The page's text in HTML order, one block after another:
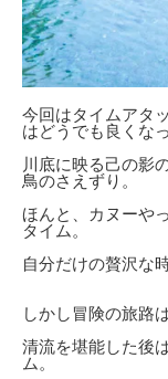
今回はタイムアタ
はどうでも良くな
川底に映る己の影
鳥のさえずり。
ほんと、カヌーや
タイム。
自分だけの贅沢な
しかし冒険の旅路
清流を堪能した後
ム。